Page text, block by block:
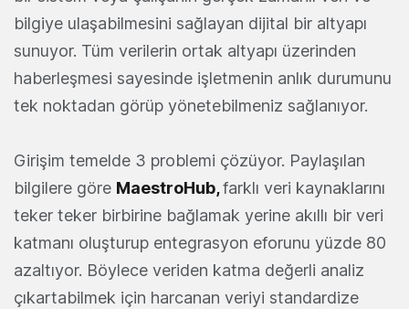
bilgiye ulaşabilmesini sağlayan dijital bir altyapı
sunuyor. Tüm verilerin ortak altyapı üzerinden
haberleşmesi sayesinde işletmenin anlık durumunu
tek noktadan görüp yönetebilmeniz sağlanıyor.
Girişim temelde 3 problemi çözüyor. Paylaşılan
bilgilere göre MaestroHub,farklı veri kaynaklarını
teker teker birbirine bağlamak yerine akıllı bir veri
katmanı oluşturup entegrasyon eforunu yüzde 80
azaltıyor. Böylece veriden katma değerli analiz
çıkartabilmek için harcanan veriyi standardize